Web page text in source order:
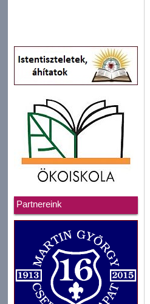
Partnereink